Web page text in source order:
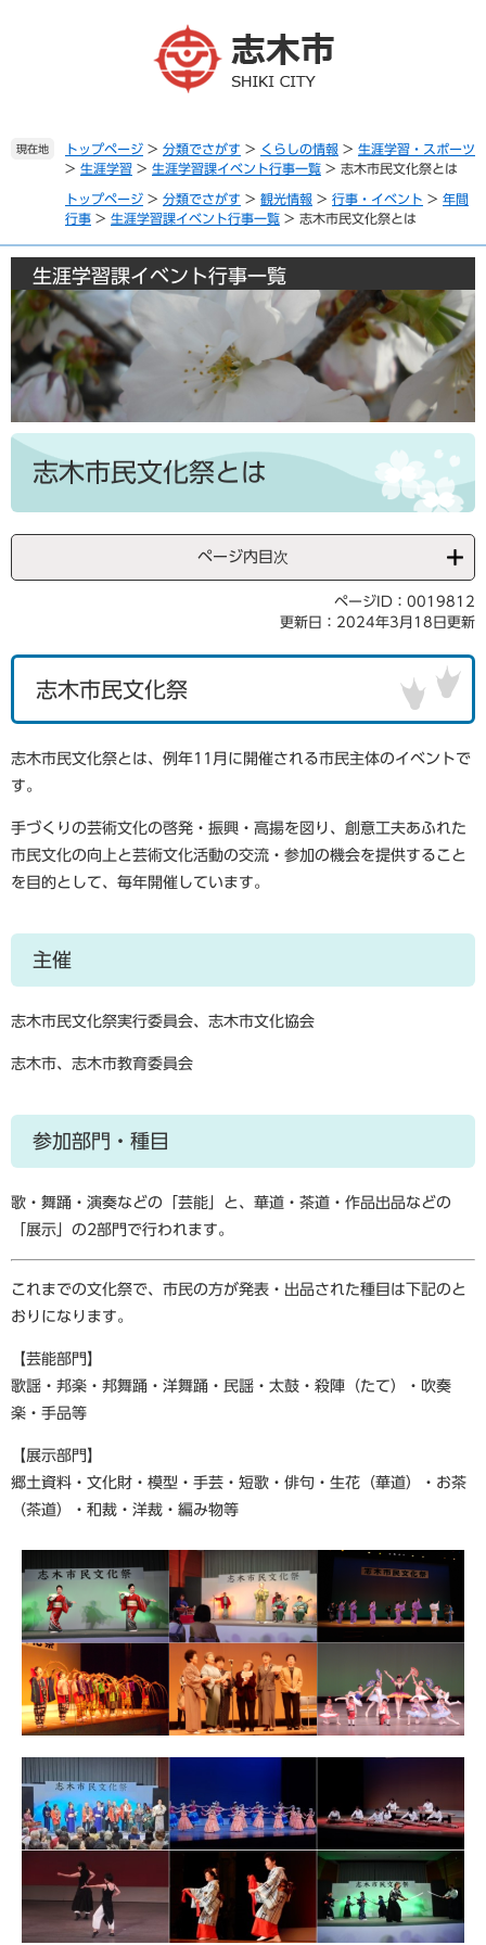
へ
現在地 トップページ > 分類でさがす > くらしの情報 > 生涯学習・スポーツ
> 生涯学習 > 生涯学習課イベント行事一覧 > 志木市民文化祭とは
トップページ > 分類でさがす > 観光情報 > 行事・イベント > 年間
行事 > 生涯学習課イベント行事一覧 > 志木市民文化祭とは
生涯学習課イベント行事一覧
本
志木市民文化祭とは
ページ内目次
ページID：0019812
更新日：2024年3月18日更新
志木市民文化祭
志木市民文化祭とは、例年11月に開催される市民主体のイベントで
す。
手づくりの芸術文化の啓発・振興・高揚を図り、創意工夫あふれた
市民文化の向上と芸術文化活動の交流・参加の機会を提供すること
を目的として、毎年開催しています。
主催
志木市民文化祭実行委員会、志木市文化協会
志木市、志木市教育委員会
参加部門・種目
歌・舞踊・演奏などの「芸能」と、華道・茶道・作品出品などの
「展示」の2部門で行われます。
これまでの文化祭で、市民の方が発表・出品された種目は下記のと
おりになります。
【芸能部門】
歌謡・邦楽・邦舞踊・洋舞踊・民謡・太鼓・殺陣（たて）・吹奏
楽・手品等
【展示部門】
郷土資料・文化財・模型・手芸・短歌・俳句・生花（華道）・お茶
（茶道）・和裁・洋裁・編み物等